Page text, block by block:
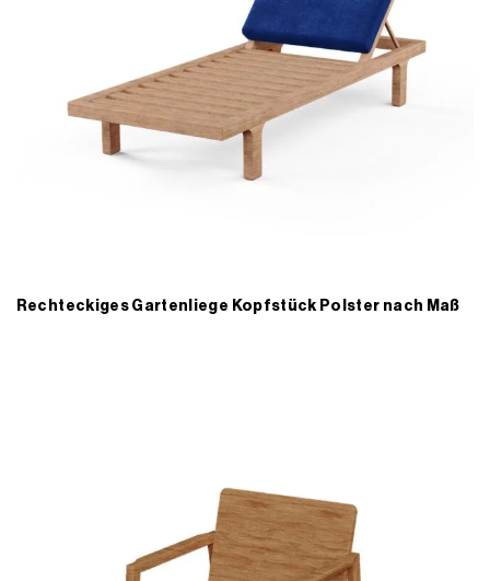
Rechteckiges Gartenliege Kopfstück Polster nach Maß